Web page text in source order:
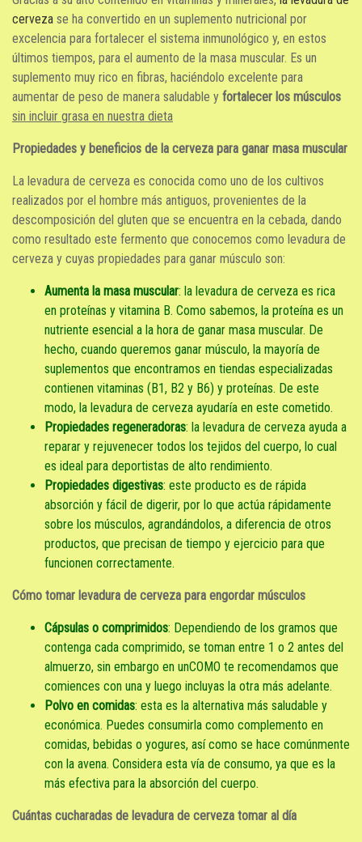
cerveza se ha convertido en un suplemento nutricional por
excelencia para fortalecer el sistema inmunológico y, en estos
últimos tiempos, para el aumento de la masa muscular. Es un
suplemento muy rico en fibras, haciéndolo excelente para
aumentar de peso de manera saludable y fortalecer los músculos
sin incluir grasa en nuestra dieta
Propiedades y beneficios de la cerveza para ganar masa muscular
La levadura de cerveza es conocida como uno de los cultivos
realizados por el hombre más antiguos, provenientes de la
descomposición del gluten que se encuentra en la cebada, dando
como resultado este fermento que conocemos como levadura de
cerveza y cuyas propiedades para ganar músculo son:
Aumenta la masa muscular: la levadura de cerveza es rica
en proteínas y vitamina B. Como sabemos, la proteína es un
nutriente esencial a la hora de ganar masa muscular. De
hecho, cuando queremos ganar músculo, la mayoría de
suplementos que encontramos en tiendas especializadas
contienen vitaminas (B1, B2 y B6) y proteínas. De este
modo, la levadura de cerveza ayudaría en este cometido.
Propiedades regeneradoras: la levadura de cerveza ayuda a
reparar y rejuvenecer todos los tejidos del cuerpo, lo cual
es ideal para deportistas de alto rendimiento.
Propiedades digestivas: este producto es de rápida
absorción y fácil de digerir, por lo que actúa rápidamente
sobre los músculos, agrandándolos, a diferencia de otros
productos, que precisan de tiempo y ejercicio para que
funcionen correctamente.
Cómo tomar levadura de cerveza para engordar músculos
Cápsulas o comprimidos: Dependiendo de los gramos que
contenga cada comprimido, se toman entre 1 o 2 antes del
almuerzo, sin embargo en unCOMO te recomendamos que
comiences con una y luego incluyas la otra más adelante.
Polvo en comidas: esta es la alternativa más saludable y
económica. Puedes consumirla como complemento en
comidas, bebidas o yogures, así como se hace comúnmente
con la avena. Considera esta vía de consumo, ya que es la
más efectiva para la absorción del cuerpo.
Cuántas cucharadas de levadura de cerveza tomar al día